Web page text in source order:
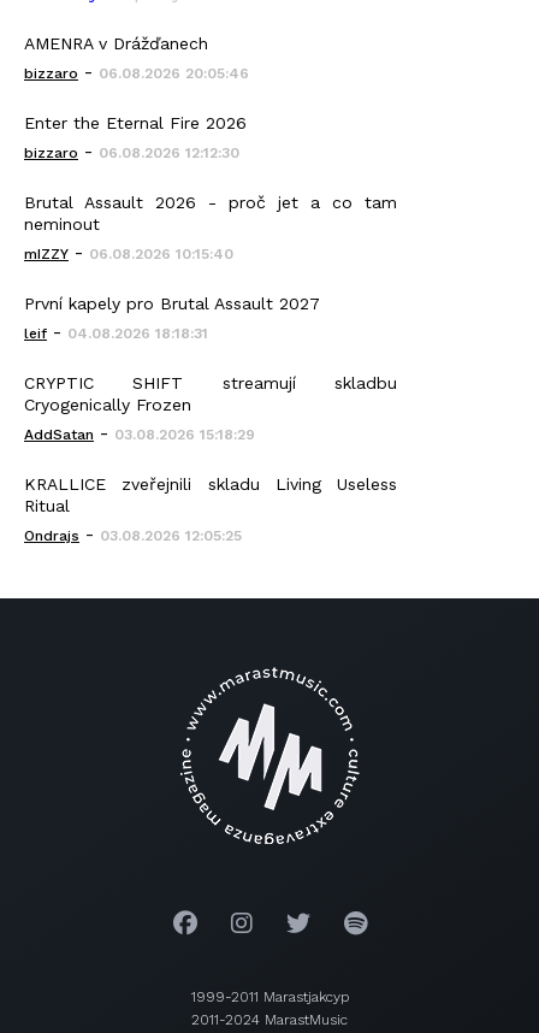
AMENRA v Drážďanech
bizzaro - 06.08.2026 20:05:46
Enter the Eternal Fire 2026
bizzaro - 06.08.2026 12:12:30
Brutal Assault 2026 - proč jet a co tam
neminout
mIZZY - 06.08.2026 10:15:40
První kapely pro Brutal Assault 2027
leif - 04.08.2026 18:18:31
CRYPTIC SHIFT streamují skladbu
Cryogenically Frozen
AddSatan - 03.08.2026 15:18:29
KRALLICE zveřejnili skladu Living Useless
Ritual
Ondrajs - 03.08.2026 12:05:25
1999-2011 Marastjakcyp
2011-2024 MarastMusic